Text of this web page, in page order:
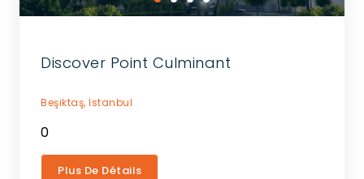
Discover Point Culminant
Beşiktaş, Istanbul
0
Plus De Détails